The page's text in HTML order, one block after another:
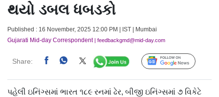
થયો ડબલ ધબડકો
Published : 16 November, 2025 12:00 PM | IST | Mumbai
Gujarati Mid-day Correspondent| feedbackgmd@mid-day.com
Share: Follow Us
પહેલી ઇનિંગ્સમાં ભારત ૧૮૯ રનમાં ઢેર, બીજી ઇનિંગ્સમાં ૭ વિકેટે